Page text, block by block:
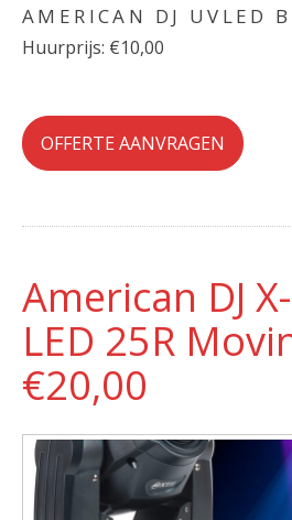
AMERICAN DJ UVLED
Huurprijs: €10,00
OFFERTE AANVRAGEN
American DJ
LED 25R
€20,00